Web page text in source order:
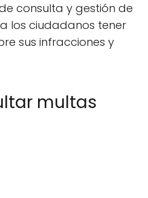
consulta y gestión de
los ciudadanos tener
sus infracciones y
multas